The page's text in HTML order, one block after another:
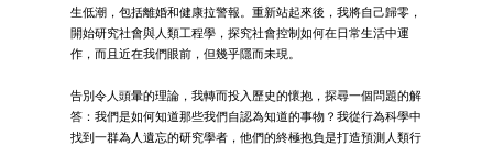
生低潮，包括離婚和健康拉警報。重新站起來後，我將自己歸零，
開始研究社會與人類工程學，探究社會控制如何在日常生活中運
作，而且近在我們眼前，但幾乎隱而未現。
告別令人頭暈的理論，我轉而投入歷史的懷抱，探尋一個問題的解
答：我們是如何知道那些我們自認為知道的事物？我從行為科學中
找到一群為人遺忘的研究學者，他們的終極抱負是打造預測人類行